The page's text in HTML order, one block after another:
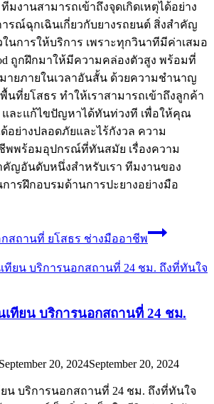
มงานสามารถเข้าถึงจุดเกิดเหตุได้อย่าง
ารณ์ฉุกเฉินเกี่ยวกับยางรถยนต์ สิ่งสำคัญ
นการให้บริการ เพราะทุกวินาทีมีค่าเสมอ
ถูกฝึกมาให้มีความคล่องตัวสูง พร้อมที่
ายภายในเวลาอันสั้น ด้วยความชำนาญ
นที่ยโสธร ทำให้เราสามารถเข้าถึงลูกค้า
และแก้ไขปัญหาได้ทันท่วงที เพื่อให้คุณ
อย่างปลอดภัยและไร้กังวล ความ
พพร้อมอุปกรณ์ที่ทันสมัย เรื่องความ
คัญอันดับหนึ่งสำหรับเรา ทีมงานของ
การฝึกอบรมด้านการปะยางอย่างมือ
สถานที่ ยโสธร ช่างมืออาชีพ
เทียน บริการนอกสถานที่ 24 ชม.
September 20, 2024September 20, 2024
ยน บริการนอกสถานที่ 24 ชม. ถึงที่ทันใจ